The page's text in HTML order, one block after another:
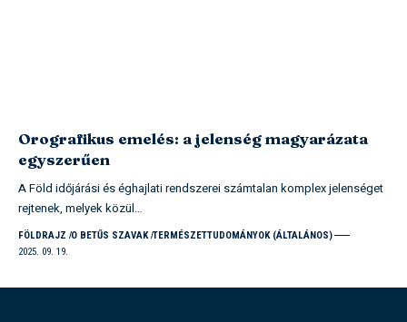
Orografikus emelés: a jelenség magyarázata
egyszerűen
A Föld időjárási és éghajlati rendszerei számtalan komplex jelenséget
rejtenek, melyek közül…
FÖLDRAJZ O BETŰS SZAVAK TERMÉSZETTUDOMÁNYOK (ÁLTALÁNOS)
2025. 09. 19.